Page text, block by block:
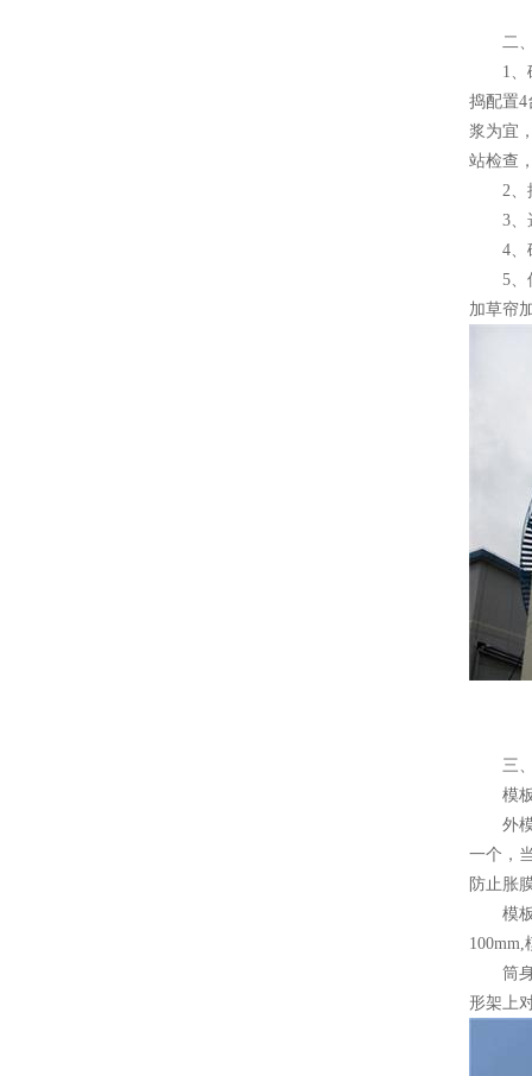
二、
1、砼
捣配置4
浆为宜
站检查
2、控
3、选
4、砼
5、保
加草帘
三、
模板
外模
一个，
防止胀
模板
筒身
形架上